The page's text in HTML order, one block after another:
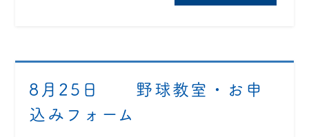
8月25日 野球教室・お申
込みフォーム